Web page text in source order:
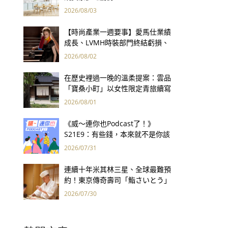
2026/08/03
【時尚產業一週要事】愛馬仕業績
成長、LVMH時裝部門終結虧損、
Kering轉型策略初現成效、Prada
2026/08/02
在歷史裡過一晚的溫柔提案：雲品
「寶桑小町」以女性限定青旅續寫
台東老屋記憶
2026/08/01
《威～連你也Podcast了！》
S21E9：有些錢，本來就不是你該
賺的——讀《一個投機者的告白》
2026/07/31
連續十年米其林三星、全球最難預
約！東京傳奇壽司「鮨さいとう」
為何破例首度來台？
2026/07/30